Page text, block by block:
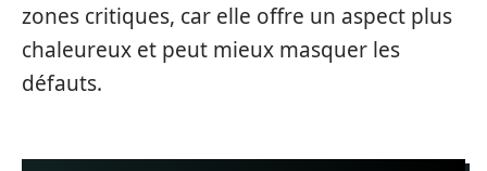
zones critiques, car elle offre un aspect plus
chaleureux et peut mieux masquer les
défauts.